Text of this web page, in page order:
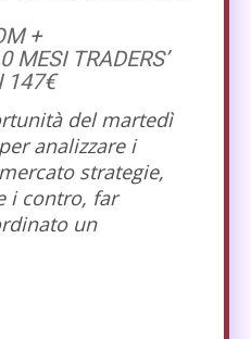
+
MESI TRADERS’
147€
del martedì
analizzare i
strategie,
i contro, far
un